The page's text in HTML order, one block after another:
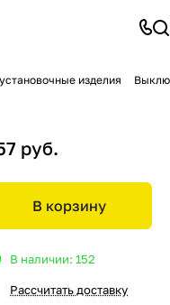
изделия
руб.
В корзину
В наличии: 152
Рассчитать доставку